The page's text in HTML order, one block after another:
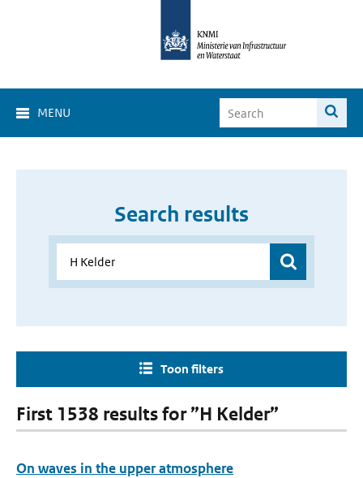
MENU
Search results
Toon filters
First 1538 results for ”H Kelder”
On waves in the upper atmosphere